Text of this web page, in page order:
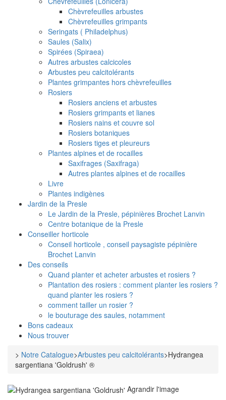
Chèvrefeuilles arbustes
Chèvrefeuilles grimpants
Seringats ( Philadelphus)
Saules (Salix)
Spirées (Spiraea)
Autres arbustes calcicoles
Arbustes peu calcitolérants
Plantes grimpantes hors chèvrefeuilles
Rosiers
Rosiers anciens et arbustes
Rosiers grimpants et lianes
Rosiers nains et couvre sol
Rosiers botaniques
Rosiers tiges et pleureurs
Plantes alpines et de rocailles
Saxifrages (Saxifraga)
Autres plantes alpines et de rocailles
Livre
Plantes indigènes
Jardin de la Presle
Le Jardin de la Presle, pépinières Brochet Lanvin
Centre botanique de la Presle
Conseiller horticole
Conseil horticole , conseil paysagiste pépinière
Brochet Lanvin
Des conseils
Quand planter et acheter arbustes et rosiers ?
Plantation des rosiers : comment planter les rosiers ?
quand planter les rosiers ?
comment tailler un rosier ?
le bouturage des saules, notamment
Bons cadeaux
Nous trouver
> Notre Catalogue>Arbustes peu calcitolérants>Hydrangea
sargentiana 'Goldrush' ®
Agrandir l'image